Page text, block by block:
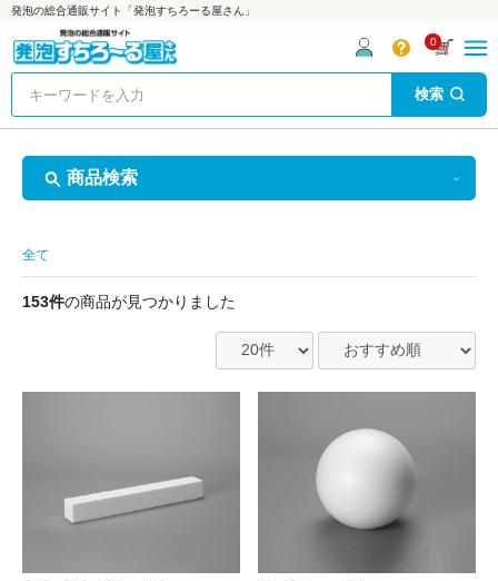
発泡の総合通販サイト「発泡すちろーる屋さん」
0
検索
商品検索
全て
153件の商品が見つかりました